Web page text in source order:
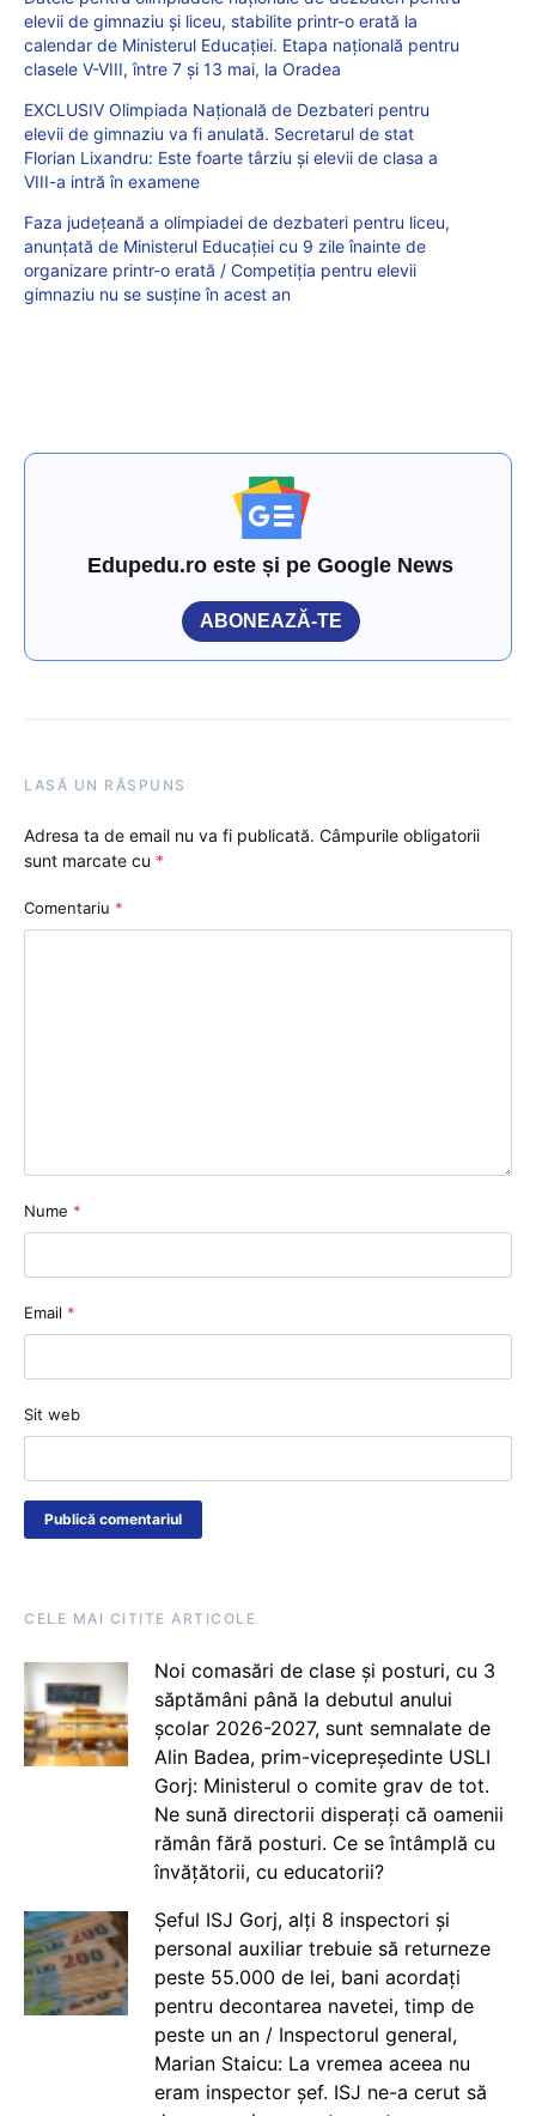
elevii de gimnaziu și liceu, stabilite printr-o erată la
calendar de Ministerul Educației. Etapa națională pentru
clasele V-VIII, între 7 și 13 mai, la Oradea
EXCLUSIV Olimpiada Națională de Dezbateri pentru
elevii de gimnaziu va fi anulată. Secretarul de stat
Florian Lixandru: Este foarte târziu și elevii de clasa a
VIII-a intră în examene
Faza județeană a olimpiadei de dezbateri pentru liceu,
anunțată de Ministerul Educației cu 9 zile înainte de
organizare printr-o erată / Competiția pentru elevii
gimnaziu nu se susține în acest an
Edupedu.ro este și pe Google News
ABONEAZĂ-TE
LASĂ UN RĂSPUNS
Adresa ta de email nu va fi publicată. Câmpurile obligatorii
sunt marcate cu *
Comentariu *
Nume *
Email *
Sit web
CELE MAI CITITE ARTICOLE
Noi comasări de clase și posturi, cu 3
săptămâni până la debutul anului
școlar 2026-2027, sunt semnalate de
Alin Badea, prim-vicepreședinte USLI
Gorj: Ministerul o comite grav de tot.
Ne sună directorii disperați că oamenii
rămân fără posturi. Ce se întâmplă cu
învățătorii, cu educatorii?
Șeful ISJ Gorj, alți 8 inspectori și
personal auxiliar trebuie să returneze
peste 55.000 de lei, bani acordați
pentru decontarea navetei, timp de
peste un an / Inspectorul general,
Marian Staicu: La vremea aceea nu
eram inspector șef. ISJ ne-a cerut să